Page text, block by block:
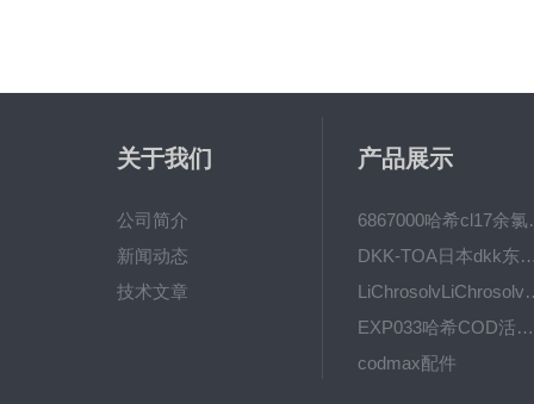
关于我们
公司简介
新闻动态
技术文章
产品展示
6867000
DKK-TOA日本dkk东亚电
EXP033哈希COD活塞泵价格 EXP033
codmax配件